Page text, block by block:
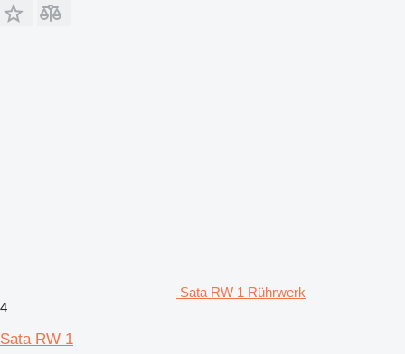
Sata RW 1 Rührwerk
4
Sata RW 1